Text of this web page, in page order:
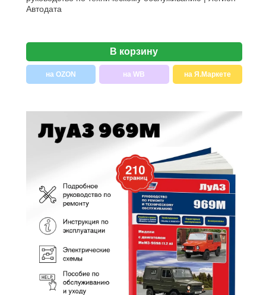
Aвтодата
В корзину
на OZON на WB на Я.Маркете